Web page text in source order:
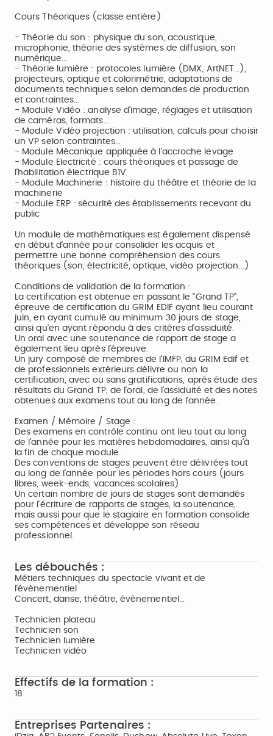
Cours Théoriques (classe entière)
- Théorie du son : physique du son, acoustique,
microphonie, théorie des systèmes de diffusion, son
numérique...
- Théorie lumière : protocoles lumière (DMX, ArtNET...),
projecteurs, optique et colorimétrie, adaptations de
documents techniques selon demandes de production
et contraintes...
- Module Vidéo : analyse d'image, réglages et utilisation
de caméras, formats...
- Module Vidéo projection : utilisation, calculs pour choisir
un VP selon contraintes...
- Module Mécanique appliquée à l'accroche levage
- Module Electricité : cours théoriques et passage de
l'habilitation électrique B1V
- Module Machinerie : histoire du théâtre et théorie de la
machinerie
- Module ERP : sécurité des établissements recevant du
public
Un module de mathématiques est également dispensé
en début d'année pour consolider les acquis et
permettre une bonne compréhension des cours
théoriques (son, électricité, optique, vidéo projection...)
Conditions de validation de la formation :
La certification est obtenue en passant le "Grand TP",
épreuve de certification du GRIM EDIF ayant lieu courant
juin, en ayant cumulé au minimum 30 jours de stage,
ainsi qu'en ayant répondu à des critères d'assiduité.
Un oral avec une soutenance de rapport de stage a
également lieu après l'épreuve.
Un jury composé de membres de l'IMFP, du GRIM Edif et
de professionnels extérieurs délivre ou non la
certification, avec ou sans gratifications, après étude des
résultats du Grand TP, de l'oral, de l'assiduité et des notes
obtenues aux examens tout au long de l'année.
Examen / Mémoire / Stage :
Des examens en contrôle continu ont lieu tout au long
de l'année pour les matières hebdomadaires, ainsi qu'à
la fin de chaque module.
Des conventions de stages peuvent être délivrées tout
au long de l'année pour les périodes hors cours (jours
libres, week-ends, vacances scolaires)
Un certain nombre de jours de stages sont demandés
pour l'écriture de rapports de stages, la soutenance,
mais aussi pour que le stagiaire en formation consolide
ses compétences et développe son réseau
professionnel.
Les débouchés :
Métiers techniques du spectacle vivant et de
l'évènementiel
Concert, danse, théâtre, évènementiel...
Technicien plateau
Technicien son
Technicien lumière
Technicien vidéo
Effectifs de la formation :
18
Entreprises Partenaires :